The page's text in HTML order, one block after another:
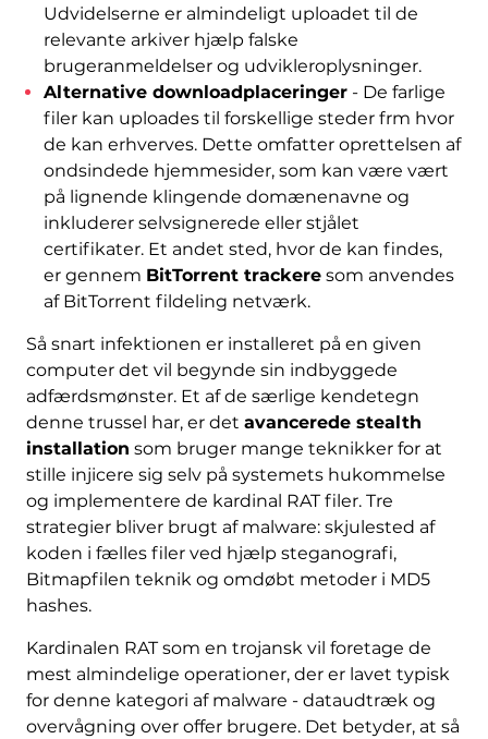
Udvidelserne er almindeligt uploadet til de
relevante arkiver hjælp falske
brugeranmeldelser og udvikleroplysninger.
Alternative downloadplaceringer- De farlige
filer kan uploades til forskellige steder frm hvor
de kan erhverves. Dette omfatter oprettelsen af
​​ondsindede hjemmesider, som kan være vært
på lignende klingende domænenavne og
inkluderer selvsignerede eller stjålet
certifikater. Et andet sted, hvor de kan findes,
er gennem BitTorrent trackeresom anvendes
af BitTorrent fildeling netværk.
Så snart infektionen er installeret på en given
computer det vil begynde sin indbyggede
adfærdsmønster. Et af de særlige kendetegn
denne trussel har, er det avancerede stealth
installation som bruger mange teknikker for at
stille injicere sig selv på systemets hukommelse
og implementere de kardinal RAT filer. Tre
strategier bliver brugt af malware: skjulested af
koden i fælles filer ved hjælp steganografi,
Bitmapfilen teknik og omdøbt metoder i MD5
hashes.
Kardinalen RAT som en trojansk vil foretage de
mest almindelige operationer, der er lavet typisk
for denne kategori af malware - dataudtræk og
overvågning over offer brugere. Det betyder, at så